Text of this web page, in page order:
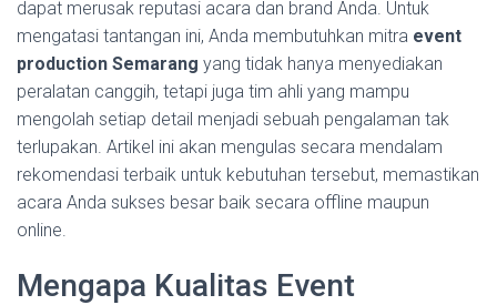
dapat merusak reputasi acara dan brand Anda. Untuk
mengatasi tantangan ini, Anda membutuhkan mitra event
production Semarang yang tidak hanya menyediakan
peralatan canggih, tetapi juga tim ahli yang mampu
mengolah setiap detail menjadi sebuah pengalaman tak
terlupakan. Artikel ini akan mengulas secara mendalam
rekomendasi terbaik untuk kebutuhan tersebut, memastikan
acara Anda sukses besar baik secara offline maupun
online.
Mengapa Kualitas Event